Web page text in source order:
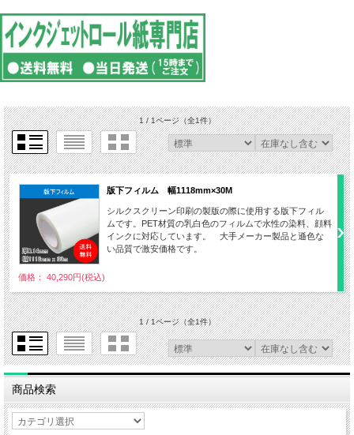
1 / 1ページ（全1件）
版下フィルム 幅1118mm×30M
シルクスクリーン印刷の製版の際に使用する版下フィル
ムです。PET材質の乳白色のフィルムで水性の染料、顔料
インクに対応しています。 大手メーカー製品と遜色な
い品質で激安価格です。
価格： 40,290円(税込)
1 / 1ページ（全1件）
商品検索